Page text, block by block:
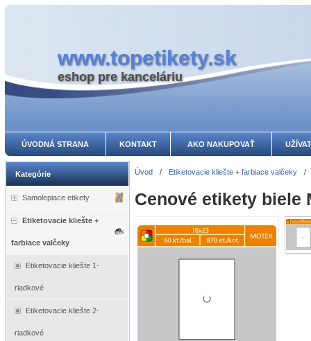
www.topetikety.sk
eshop pre kanceláriu
ÚVODNÁ STRANA KONTAKT AKO NAKUPOVAŤ
Kategórie
Samolepiace etikety
Etiketovacie kliešte +
farbiace valčeky
Etiketovacie kliešte 1-
riadkové
Etiketovacie kliešte 2-
riadkové
Úvod / Etiketovacie kliešte + farbiace valčeky /
Cenové etikety biele